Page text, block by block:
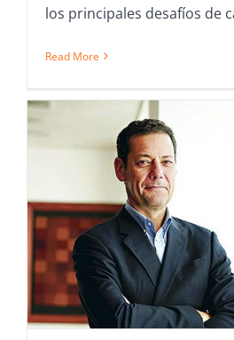
los principales desafíos de
Read More